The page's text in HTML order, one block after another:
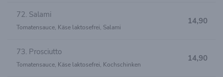
72. Salami
Tomatensauce, Käse laktosefrei, Salami
14,90
73. Prosciutto
Tomatensauce, Käse laktosefrei, Kochschinken
14,90